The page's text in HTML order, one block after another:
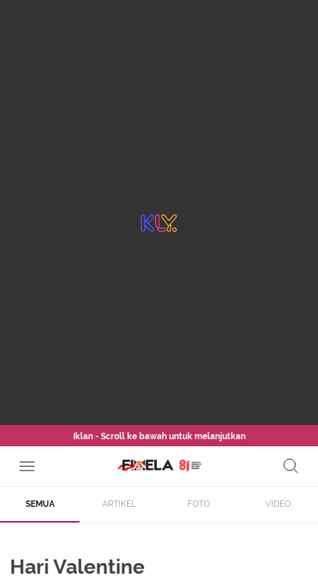
Iklan - Scroll ke bawah untuk melanjutkan
SEMUA ARTIKEL FOTO VIDEO
Hari Valentine